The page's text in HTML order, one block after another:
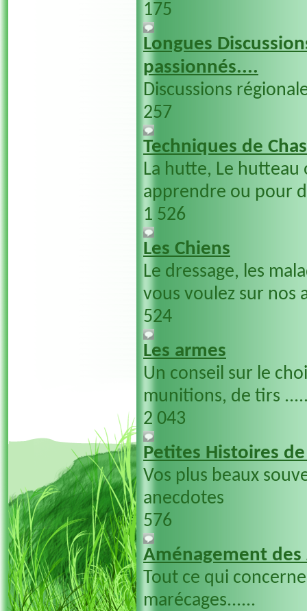
175
Longues
passionnés....
Discussions
257
Techniques de
La hutte, Le hutteau
apprendre ou pour
1 526
Les Chiens
Le dressage, les
vous voulez sur nos
524
Les armes
Un conseil sur le
munitions, de tirs
2 043
Petites Histoires
Vos plus beaux
anecdotes
576
Aménagement des
Tout ce qui
marécages......